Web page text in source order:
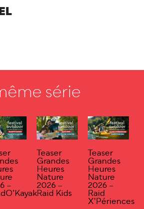
série
–
Teaser
Grandes
Heures
Nature
2026 –
Raid Kids
Teaser
Grandes
Heures
Nature
2026 –
Raid
X’Périences